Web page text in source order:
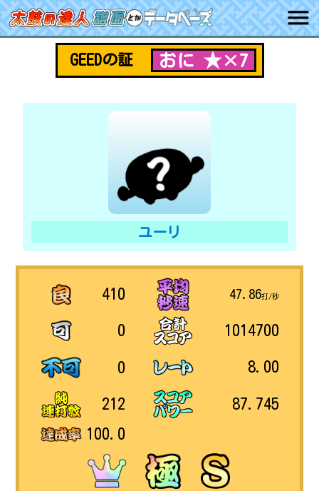
GEEDの証 おに ★×7
ユーリ
410
0
0
212
100.0
47.86打/秒
1014700
8.00
87.745